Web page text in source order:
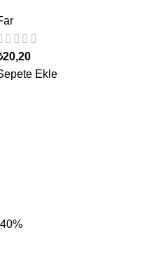
20,20
Ekle